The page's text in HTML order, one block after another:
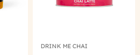
DRINK ME CHAI